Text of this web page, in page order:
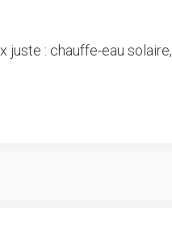
juste : chauffe-eau solaire,